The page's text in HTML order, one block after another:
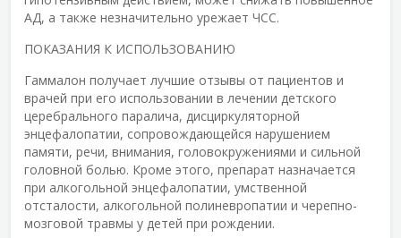
АД, а также незначительно урежает ЧСС.
ПОКАЗАНИЯ К ИСПОЛЬЗОВАНИЮ
Гаммалон получает лучшие отзывы от пациентов и
врачей при его использовании в лечении детского
церебрального паралича, дисциркуляторной
энцефалопатии, сопровождающейся нарушением
памяти, речи, внимания, головокружениями и сильной
головной болью. Кроме этого, препарат назначается
при алкогольной энцефалопатии, умственной
отсталости, алкогольной полиневропатии и черепно-
мозговой травмы у детей при рождении.